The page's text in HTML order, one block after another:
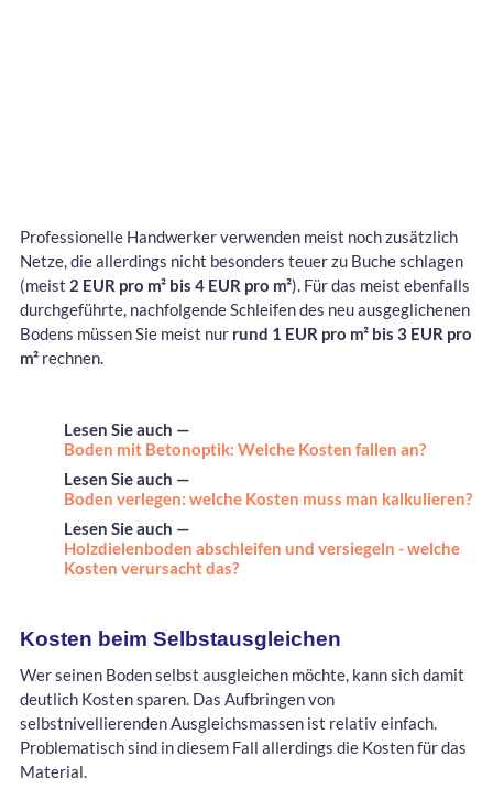
Professionelle Handwerker verwenden meist noch zusätzlich
Netze, die allerdings nicht besonders teuer zu Buche schlagen
(meist 2 EUR pro m² bis 4 EUR pro m²). Für das meist ebenfalls
durchgeführte, nachfolgende Schleifen des neu ausgeglichenen
Bodens müssen Sie meist nur rund 1 EUR pro m² bis 3 EUR pro
m² rechnen.
Lesen Sie auch —
Boden mit Betonoptik: Welche Kosten fallen an?
Lesen Sie auch —
Boden verlegen: welche Kosten muss man kalkulieren?
Lesen Sie auch —
Holzdielenboden abschleifen und versiegeln - welche
Kosten verursacht das?
Kosten beim Selbstausgleichen
Wer seinen Boden selbst ausgleichen möchte, kann sich damit
deutlich Kosten sparen. Das Aufbringen von
selbstnivellierenden Ausgleichsmassen ist relativ einfach.
Problematisch sind in diesem Fall allerdings die Kosten für das
Material.